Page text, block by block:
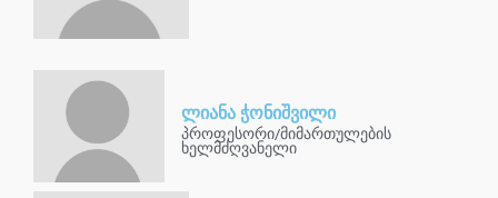
ლიანა ჭონიშვილი
პროფესორი/მიმართულების
ხელმძღვანელი